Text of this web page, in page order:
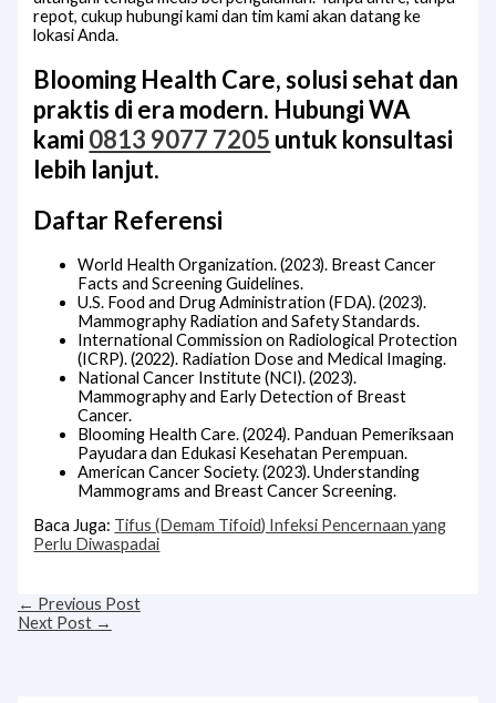
repot, cukup hubungi kami dan tim kami akan datang ke
lokasi Anda.
Blooming Health Care, solusi sehat dan
praktis di era modern. Hubungi WA
kami 0813 9077 7205 untuk konsultasi
lebih lanjut.
Daftar Referensi
World Health Organization. (2023). Breast Cancer
Facts and Screening Guidelines.
U.S. Food and Drug Administration (FDA). (2023).
Mammography Radiation and Safety Standards.
International Commission on Radiological Protection
(ICRP). (2022). Radiation Dose and Medical Imaging.
National Cancer Institute (NCI). (2023).
Mammography and Early Detection of Breast
Cancer.
Blooming Health Care. (2024). Panduan Pemeriksaan
Payudara dan Edukasi Kesehatan Perempuan.
American Cancer Society. (2023). Understanding
Mammograms and Breast Cancer Screening.
Baca Juga: Tifus (Demam Tifoid) Infeksi Pencernaan yang
Perlu Diwaspadai
← Previous Post
Next Post →